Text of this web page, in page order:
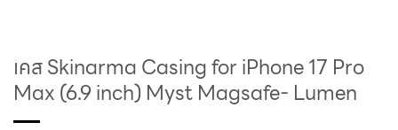
เคส Skinarma Casing for iPhone 17 Pro
Max (6.9 inch) Myst Magsafe- Lumen